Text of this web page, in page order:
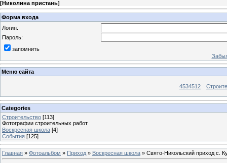
[Николина пристань]
Форма входа
Логин:
Пароль:
запомнить
Меню сайта
4534512
Categories
Строительство [113]
Фотографии строительных работ
Воскресная школа [4]
События [125]
Главная » Фотоальбом » Приход » Воскресная школа » Свято-Никольский приход с.